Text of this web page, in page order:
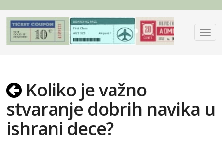
Koliko je važno
stvaranje dobrih navika u
ishrani dece?